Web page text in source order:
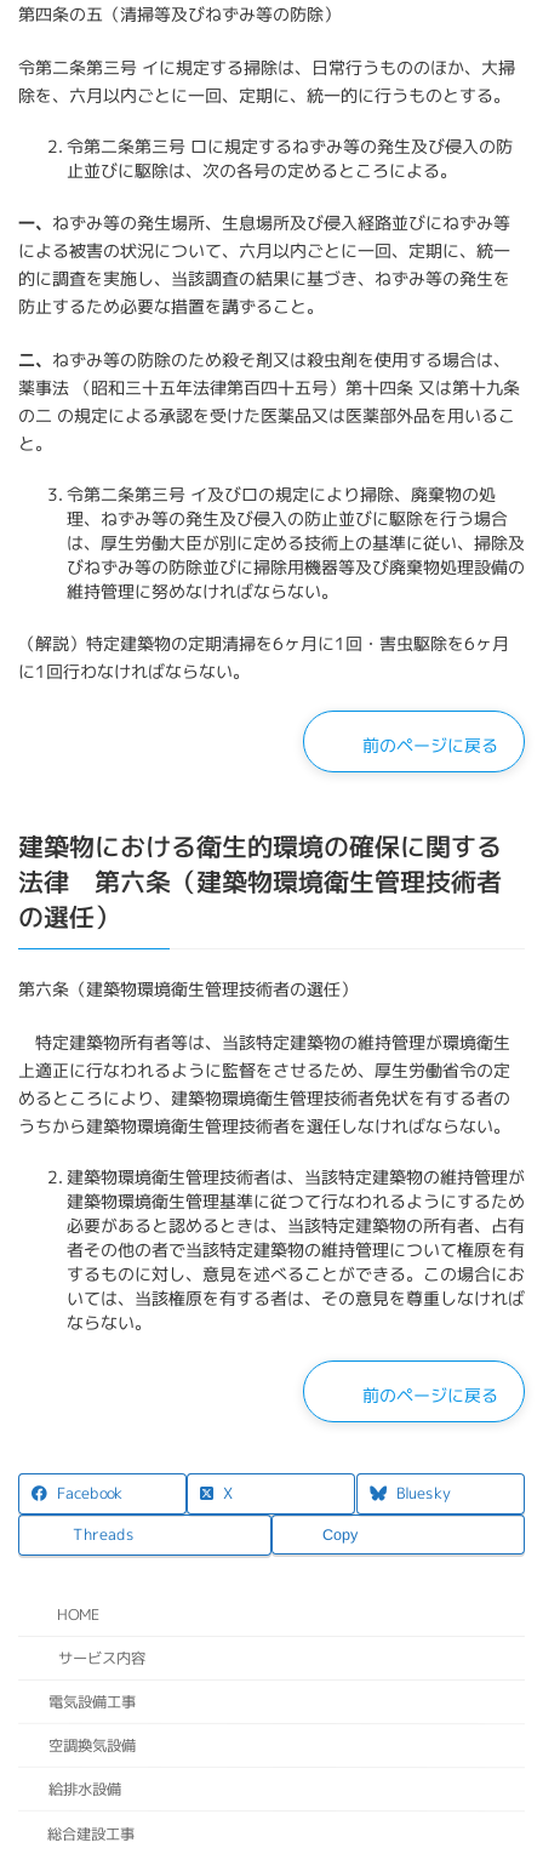
第四条の五（清掃等及びねずみ等の防除）
令第二条第三号 イに規定する掃除は、日常行うもののほか、大掃
除を、六月以内ごとに一回、定期に、統一的に行うものとする。
令第二条第三号 ロに規定するねずみ等の発生及び侵入の防
止並びに駆除は、次の各号の定めるところによる。
一、 ねずみ等の発生場所、生息場所及び侵入経路並びにねずみ等
による被害の状況について、六月以内ごとに一回、定期に、統一
的に調査を実施し、当該調査の結果に基づき、ねずみ等の発生を
防止するため必要な措置を講ずること。
二、 ねずみ等の防除のため殺そ剤又は殺虫剤を使用する場合は、
薬事法 （昭和三十五年法律第百四十五号）第十四条 又は第十九条
の二 の規定による承認を受けた医薬品又は医薬部外品を用いるこ
と。
令第二条第三号 イ及びロの規定により掃除、廃棄物の処
理、ねずみ等の発生及び侵入の防止並びに駆除を行う場合
は、厚生労働大臣が別に定める技術上の基準に従い、掃除及
びねずみ等の防除並びに掃除用機器等及び廃棄物処理設備の
維持管理に努めなければならない。
（解説）特定建築物の定期清掃を6ヶ月に1回・害虫駆除を6ヶ月
に1回行わなければならない。
前のページに戻る
建築物における衛生的環境の確保に関する
法律 第六条（建築物環境衛生管理技術者
の選任）
第六条（建築物環境衛生管理技術者の選任）
特定建築物所有者等は、当該特定建築物の維持管理が環境衛生
上適正に行なわれるように監督をさせるため、厚生労働省令の定
めるところにより、建築物環境衛生管理技術者免状を有する者の
うちから建築物環境衛生管理技術者を選任しなければならない。
建築物環境衛生管理技術者は、当該特定建築物の維持管理が
建築物環境衛生管理基準に従つて行なわれるようにするため
必要があると認めるときは、当該特定建築物の所有者、占有
者その他の者で当該特定建築物の維持管理について権原を有
するものに対し、意見を述べることができる。この場合にお
いては、当該権原を有する者は、その意見を尊重しなければ
ならない。
前のページに戻る
Facebook X Bluesky
Threads Copy
HOME
サービス内容
電気設備工事
空調換気設備
給排水設備
総合建設工事